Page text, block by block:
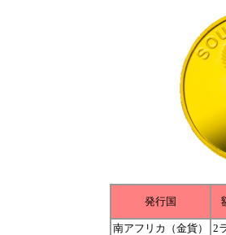
発行国
南アフリカ（金貨） 2